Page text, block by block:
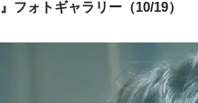
』フォトギャラリー（10/19）